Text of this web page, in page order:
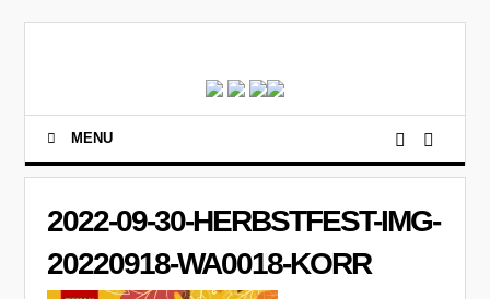
MENU
2022-09-30-HERBSTFEST-IMG-
20220918-WA0018-KORR